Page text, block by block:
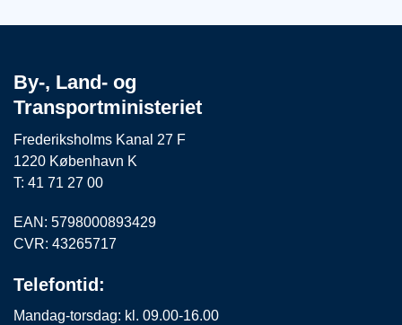
By-, Land- og
Transportministeriet
Frederiksholms Kanal 27 F
1220 København K
T: 41 71 27 00
EAN: 5798000893429
CVR: 43265717
Telefontid:
Mandag-torsdag: kl. 09.00-16.00